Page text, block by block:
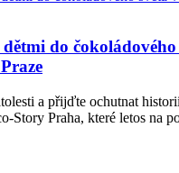
dětmi do
a přijďte ochutnat
Story Praha, které letos na